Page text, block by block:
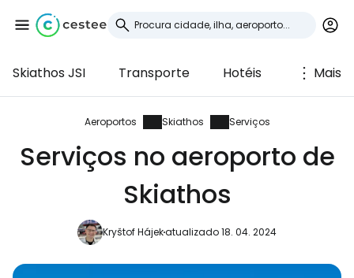
Skiathos JSI Transporte Hotéis Mais
Aeroportos Skiathos Serviços
Serviços no aeroporto de
Skiathos
Kryštof Hájekatualizado 18. 04. 2024
Iniciar sessão no
Cestee
... a comunidade mundial de viajantes